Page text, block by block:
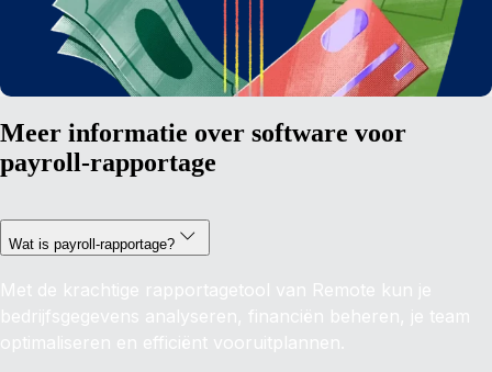
Meer informatie over software voor
payroll-rapportage
Wat is payroll-rapportage?
Met de krachtige rapportagetool van Remote kun je
bedrijfsgegevens analyseren, financiën beheren, je team
optimaliseren en efficiënt vooruitplannen.